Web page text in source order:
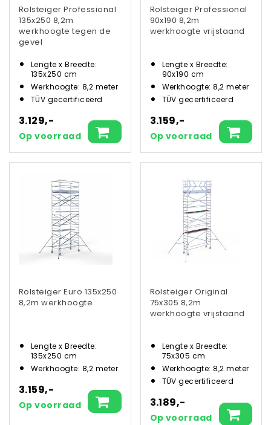
Rolsteiger Professional
135x250 8,2m
werkhoogte tegen de
gevel
Lengte x Breedte:
135x250 cm
Werkhoogte: 8,2 meter
TÜV gecertificeerd
3.129,-
Op voorraad
Rolsteiger Professional
90x190 8,2m
werkhoogte vrijstaand
Lengte x Breedte:
90x190 cm
Werkhoogte: 8,2 meter
TÜV gecertificeerd
3.159,-
Op voorraad
Rolsteiger Euro 135x250
8,2m werkhoogte
Lengte x Breedte:
135x250 cm
Werkhoogte: 8,2 meter
3.159,-
Op voorraad
Rolsteiger Original
75x305 8,2m
werkhoogte vrijstaand
Lengte x Breedte:
75x305 cm
Werkhoogte: 8,2 meter
TÜV gecertificeerd
3.189,-
Op voorraad